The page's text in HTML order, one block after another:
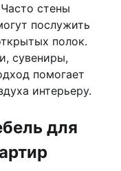
стены
послужить
полок.
сувениры,
помогает
интерьеру.
для